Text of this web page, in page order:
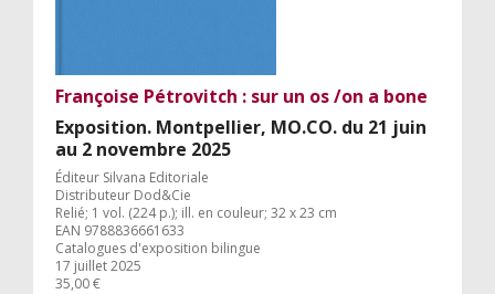
Françoise Pétrovitch : sur un os /on a bone
Exposition. Montpellier, MO.CO. du 21 juin
au 2 novembre 2025
Éditeur Silvana Editoriale
Distributeur Dod&Cie
Relié; 1 vol. (224 p.); ill. en couleur; 32 x 23 cm
EAN 9788836661633
Catalogues d'exposition bilingue
17 juillet 2025
35,00 €